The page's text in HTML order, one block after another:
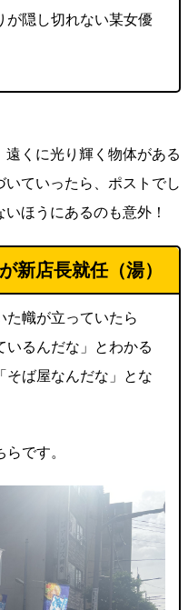
が隠し切れない某女優
遠くに光り輝く物体がある
ていったら、ポストでし
ほうにあるのも意外！
新店長就任（湯）
た幟が立っていたら
いるんだな」とわかる
そば屋なんだな」とな
です。